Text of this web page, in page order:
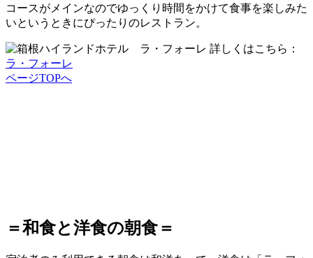
コースがメインなのでゆっくり時間をかけて食事を楽しみた
いというときにぴったりのレストラン。
詳しくはこちら：
ラ・フォーレ
ページTOPへ
＝和食と洋食の朝食＝